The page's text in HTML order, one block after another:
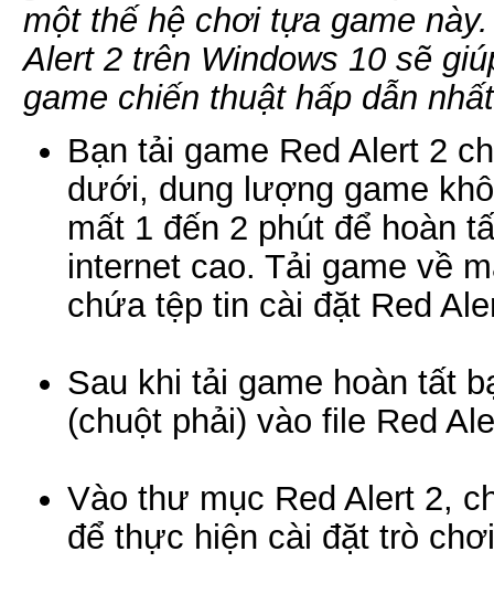
một thế hệ chơi tựa game
Alert 2 trên Windows 10 sẽ
game chiến thuật hấp dẫn
Bạn tải game Red Alert 2
dưới, dung lượng game
mất 1 đến 2 phút để hoàn
internet cao. Tải game về
chứa tệp tin cài đặt Red
Sau khi tải game hoàn tất
(chuột phải) vào file Red
Vào thư mục Red Alert 2,
để thực hiện cài đặt trò